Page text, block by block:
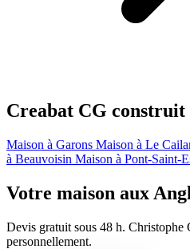
Creabat CG construit
Maison à Garons Maison à Le
à Beauvoisin Maison à Pont-Saint-
Votre maison aux
Devis gratuit sous 48 h. Christophe
personnellement.